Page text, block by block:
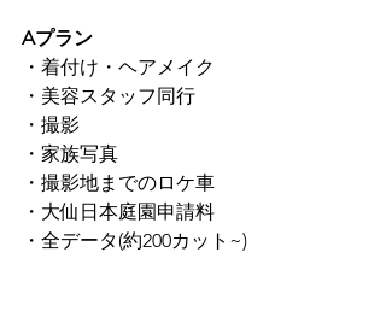
Aプラン
・着付け・ヘアメイク
・美容スタッフ同行
・撮影
・家族写真
・撮影地までのロケ車
・大仙日本庭園申請料
・全データ(約200カット~)